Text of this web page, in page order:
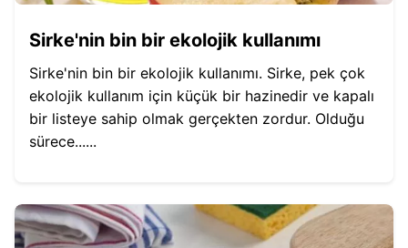
Sirke'nin bin bir ekolojik kullanımı
Sirke'nin bin bir ekolojik kullanımı. Sirke, pek çok
ekolojik kullanım için küçük bir hazinedir ve kapalı
bir listeye sahip olmak gerçekten zordur. Olduğu
sürece......